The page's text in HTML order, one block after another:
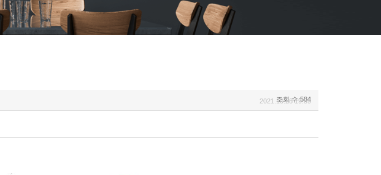
2021.10.26 19:59
조회 수:584